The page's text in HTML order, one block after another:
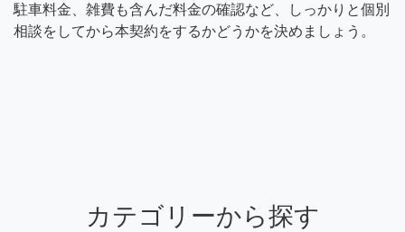
駐車料金、雑費も含んだ料金の確認など、しっかりと個別
相談をしてから本契約をするかどうかを決めましょう。
カテゴリーから探す